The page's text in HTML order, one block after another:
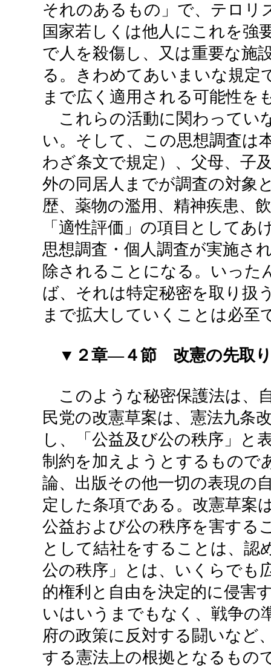
それのあるもの」で、テロリ
国家若しくは他人にこれを強
で人を殺傷し、又は重要な施
る。きわめてあいまいな規定
まで広く適用される可能性を
これらの活動に関わってい
い。そして、この思想調査は
わざ条文で規定）、父母、子
外の同居人までが調査の対象
歴、薬物の濫用、精神疾患、
「適性評価」の項目として
思想調査・個人調査が実施さ
除されることになる。いった
ば、それは特定秘密を取り扱
まで拡大していくことは必至
▼２章―４節 改憲の先取
このような秘密保護法は、
民党の改憲草案は、憲法九条
し、「公益及び公の秩序」と
制約を加えようとするもので
論、出版その他一切の表現の
定した条項である。改憲草案
公益および公の秩序を害する
として結社をすることは、認
公の秩序」とは、いくらでも
的権利と自由を決定的に侵害
いはいうまでもなく、戦争の
府の政策に反対する闘いなど
する憲法上の根拠となるもの